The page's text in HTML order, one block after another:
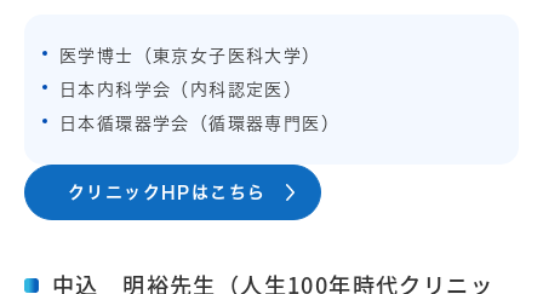
医学博士（東京女子医科大学）
日本内科学会（内科認定医）
日本循環器学会（循環器専門医）
クリニックHPはこちら
中込 明裕先生（人生100年時代クリニッ